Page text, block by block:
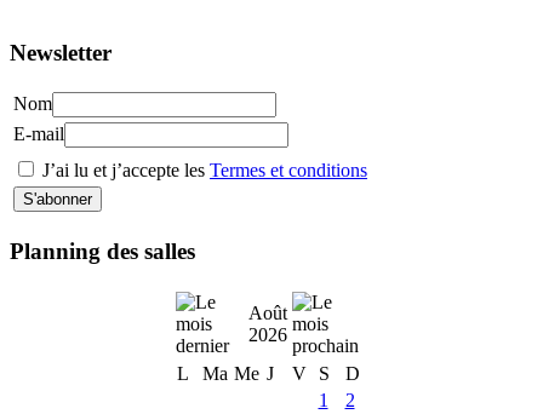
Newsletter
Nom
E-mail
J’ai lu et j’accepte les Termes et conditions
Planning des salles
Août
2026
L
Ma Me J V S
D
1
2